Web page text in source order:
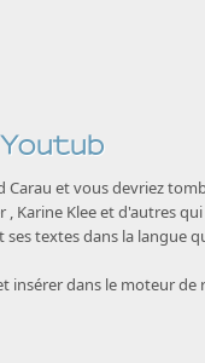
Carau et vous devriez
, Karine Klee et d'autres
ses textes dans la langue
insérer dans le moteur de